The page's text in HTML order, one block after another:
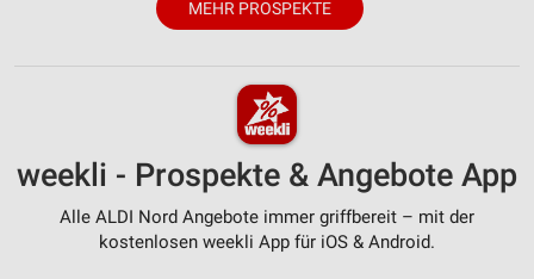
MEHR PROSPEKTE
weekli - Prospekte & Angebote App
Alle ALDI Nord Angebote immer griffbereit – mit der
kostenlosen weekli App für iOS & Android.